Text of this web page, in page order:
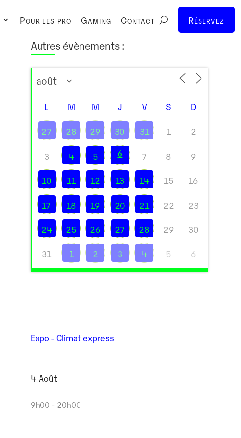
Pour les pro Gaming Contact Réservez
Outlook Live
Autres évènements :
L M M J V S D
27 28 29 30 31 1 2
3 4 5 6 7 8 9
10 11 12 13 14 15 16
17 18 19 20 21 22 23
24 25 26 27 28 29 30
31 1 2 3 4 5 6
Expo - Climat express
4 Août
9h00 - 20h00